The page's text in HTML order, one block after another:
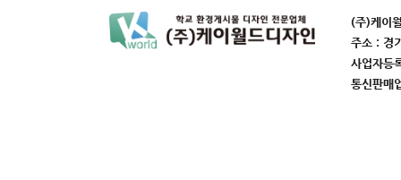
(주)케이
주소 : 경
사업자
통신판매